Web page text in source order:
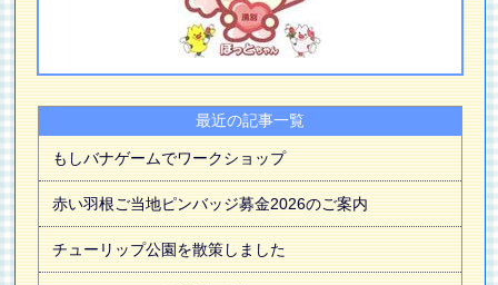
最近の記事一覧
もしバナゲームでワークショップ
赤い羽根ご当地ピンバッジ募金2026のご案内
チューリップ公園を散策しました